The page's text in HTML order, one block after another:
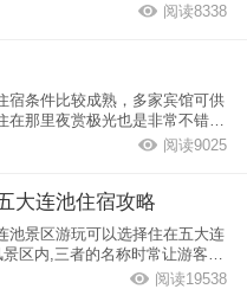
阅读8338
宿条件比较成熟，多家宾馆可供
那里夜赏极光也是非常不错的
阅读9025
大连池住宿攻略
池景区游玩可以选择住在五大连
区内,三者的名称时常让游客混
阅读19538